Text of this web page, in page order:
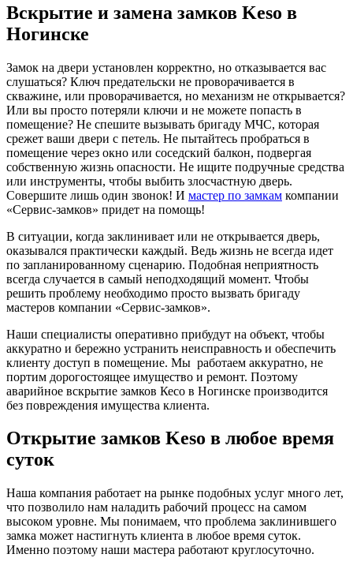
Вскрытие и замена замков Keso в
Ногинске
Замок на двери установлен корректно, но отказывается вас
слушаться? Ключ предательски не проворачивается в
скважине, или проворачивается, но механизм не открывается?
Или вы просто потеряли ключи и не можете попасть в
помещение? Не спешите вызывать бригаду МЧС, которая
срежет ваши двери с петель. Не пытайтесь пробраться в
помещение через окно или соседский балкон, подвергая
собственную жизнь опасности. Не ищите подручные средства
или инструменты, чтобы выбить злосчастную дверь.
Совершите лишь один звонок! И мастер по замкам компании
«Сервис-замков» придет на помощь!
В ситуации, когда заклинивает или не открывается дверь,
оказывался практически каждый. Ведь жизнь не всегда идет
по запланированному сценарию. Подобная неприятность
всегда случается в самый неподходящий момент. Чтобы
решить проблему необходимо просто вызвать бригаду
мастеров компании «Сервис-замков».
Наши специалисты оперативно прибудут на объект, чтобы
аккуратно и бережно устранить неисправность и обеспечить
клиенту доступ в помещение. Мы работаем аккуратно, не
портим дорогостоящее имущество и ремонт. Поэтому
аварийное вскрытие замков Кесо в Ногинске производится
без повреждения имущества клиента.
Открытие замков Keso в любое время
суток
Наша компания работает на рынке подобных услуг много лет,
что позволило нам наладить рабочий процесс на самом
высоком уровне. Мы понимаем, что проблема заклинившего
замка может настигнуть клиента в любое время суток.
Именно поэтому наши мастера работают круглосуточно.